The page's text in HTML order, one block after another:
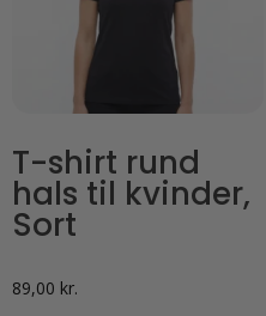
T-shirt rund
hals til kvinder,
Sort
89,00 kr.